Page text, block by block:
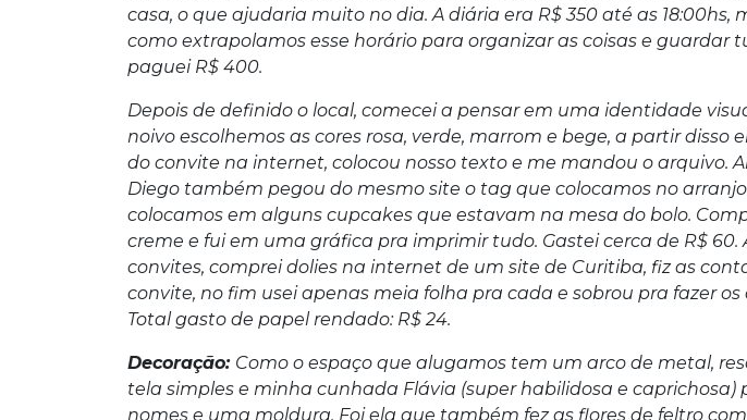
casa, o que ajudaria muito no dia. A diária era R$ 350 até as 18:00hs,
como extrapolamos esse horário para organizar as coisas e guardar
paguei R$ 400.
Depois de definido o local, comecei a pensar em uma identidade
noivo escolhemos as cores rosa, verde, marrom e bege, a partir disso
do convite na internet, colocou nosso texto e me mandou o arquivo.
Diego também pegou do mesmo site o tag que colocamos no
colocamos em alguns cupcakes que estavam na mesa do bolo.
creme e fui em uma gráfica pra imprimir tudo. Gastei cerca de R$ 60.
convites, comprei dolies na internet de um site de Curitiba, fiz as
convite, no fim usei apenas meia folha pra cada e sobrou pra fazer os
Total gasto de papel rendado: R$ 24.
Decoração: Como o espaço que alugamos tem um arco de metal,
tela simples e minha cunhada Flávia (super habilidosa e caprichosa)
nomes e uma moldura. Foi ela que também fez as flores de feltro